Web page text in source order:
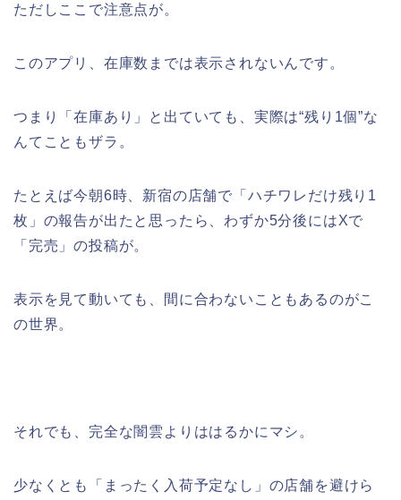
ただしここで注意点が。
このアプリ、在庫数までは表示されないんです。
つまり「在庫あり」と出ていても、実際は“残り1個”な
んてこともザラ。
たとえば今朝6時、新宿の店舗で「ハチワレだけ残り1
枚」の報告が出たと思ったら、わずか5分後にはXで
「完売」の投稿が。
表示を見て動いても、間に合わないこともあるのがこ
の世界。
それでも、完全な闇雲よりははるかにマシ。
少なくとも「まったく入荷予定なし」の店舗を避けら